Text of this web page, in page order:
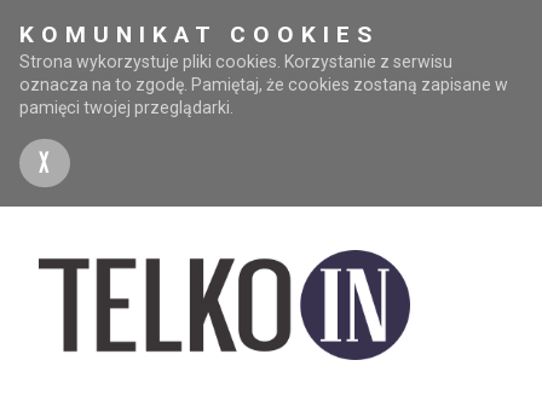
KOMUNIKAT COOKIES
Strona wykorzystuje pliki cookies. Korzystanie z serwisu
oznacza na to zgodę. Pamiętaj, że cookies zostaną zapisane w
pamięci twojej przeglądarki.
X